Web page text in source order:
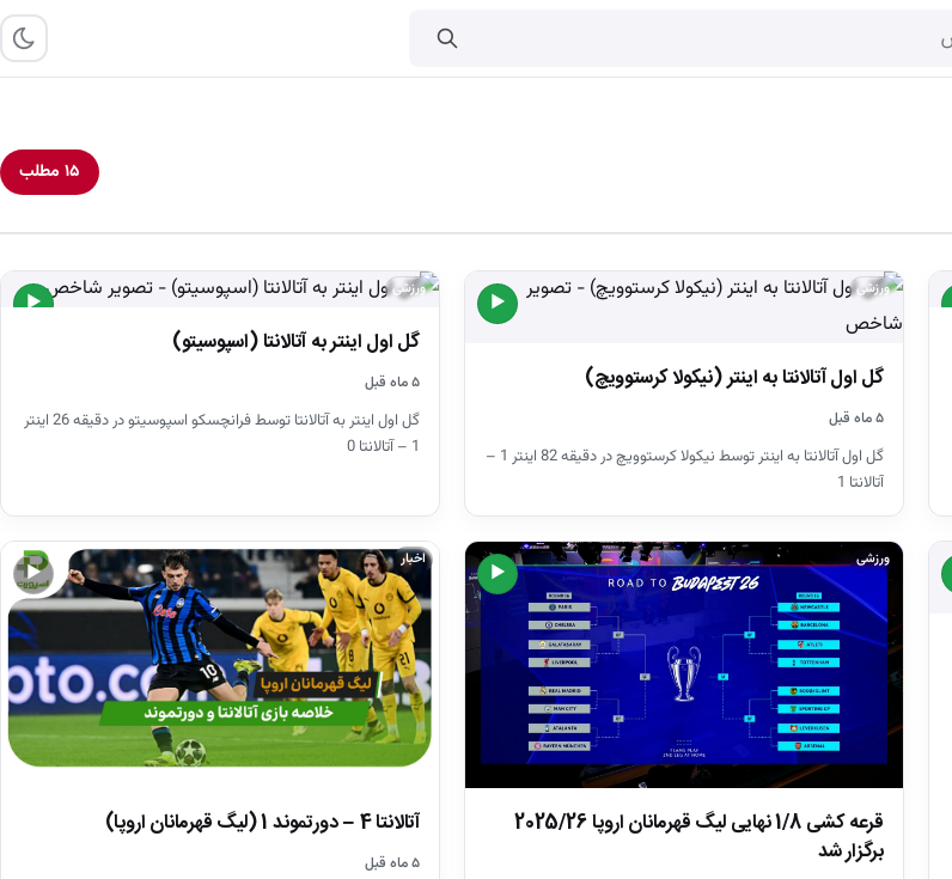
۱۵ مطلب
▶
ورزشی
گل اول آتالانتا به اینتر (نیکولا کرستوویچ)
۵ ماه قبل
گل اول آتالانتا به اینتر توسط نیکولا کرستوویچ در دقیقه 82 اینتر 1 –
آتالانتا 1
▶
ورزشی
گل اول اینتر به آتالانتا (اسپوسیتو)
۵ ماه قبل
گل اول اینتر به آتالانتا توسط فرانچسکو اسپوسیتو در دقیقه 26 اینتر
1 – آتالانتا 0
▶
ورزشی
قرعه کشی 1/8 نهایی لیگ قهرمانان اروپا 2025/26
برگزار شد
▶
اخبار
آتالانتا 4 – دورتموند 1 (لیگ قهرمانان اروپا)
۵ ماه قبل